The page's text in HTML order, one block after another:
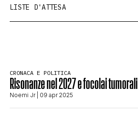
SCIENZA E TECNOLOGIA
LISTE D'ATTESA
CRONACA E POLITICA
Risonanze nel 2027 e focolai tumorali
Noemi Jr| 09 apr 2025